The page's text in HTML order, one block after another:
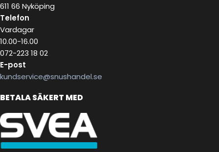
611 66 Nyköping
Telefon
Vardagar
10.00-16.00
072-223 18 02
E-post
kundservice@snushandel.se
BETALA SÄKERT MED